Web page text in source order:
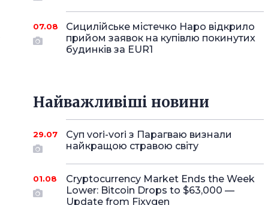
07.08
Сицилійське містечко Наро відкрило
прийом заявок на купівлю покинутих
будинків за EUR1
Найважливіші новини
29.07
Суп vori-vori з Парагваю визнали
найкращою стравою світу
01.08
Cryptocurrency Market Ends the Week
Lower: Bitcoin Drops to $63,000 —
Update from Fixygen